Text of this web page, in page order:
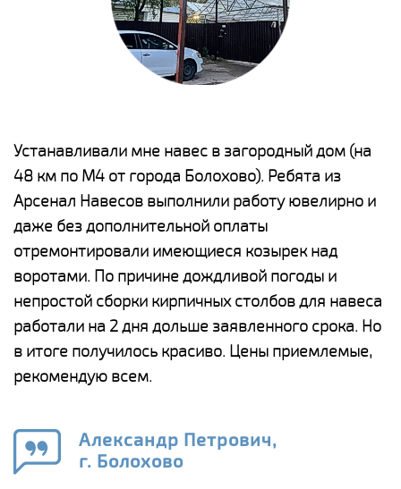
Устанавливали мне навес в загородный дом (на
48 км по М4 от города Болохово). Ребята из
Арсенал Навесов выполнили работу ювелирно и
даже без дополнительной оплаты
отремонтировали имеющиеся козырек над
воротами. По причине дождливой погоды и
непростой сборки кирпичных столбов для навеса
работали на 2 дня дольше заявленного срока. Но
в итоге получилось красиво. Цены приемлемые,
рекомендую всем.
Александр Петрович,
г. Болохово